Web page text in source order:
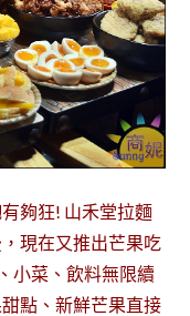
夠狂! 山禾堂拉麵
現在又推出芒果吃
小菜、飲料無限續
點、新鮮芒果直接